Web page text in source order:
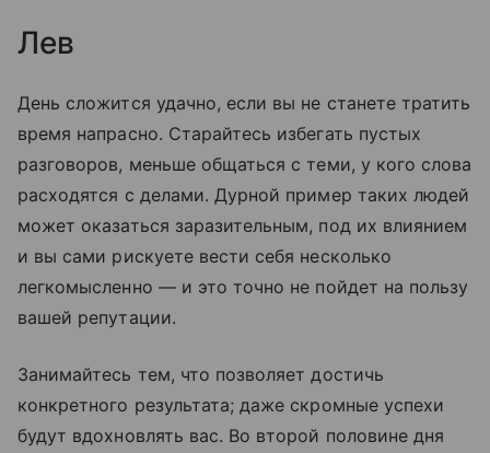
Лев
День сложится удачно, если вы не станете тратить
время напрасно. Старайтесь избегать пустых
разговоров, меньше общаться с теми, у кого слова
расходятся с делами. Дурной пример таких людей
может оказаться заразительным, под их влиянием
и вы сами рискуете вести себя несколько
легкомысленно — и это точно не пойдет на пользу
вашей репутации.
Занимайтесь тем, что позволяет достичь
конкретного результата; даже скромные успехи
будут вдохновлять вас. Во второй половине дня